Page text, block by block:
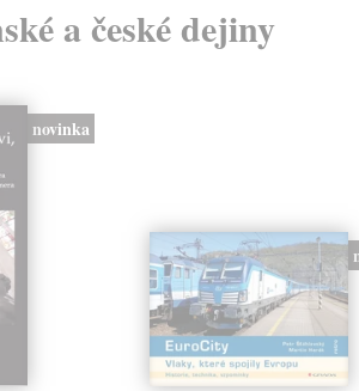
a české dejiny
novinka